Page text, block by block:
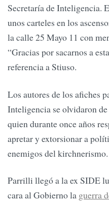
Secretaría de Inteligencia.
unos carteles en los
la calle 25 Mayo 11 con
“Gracias por sacarnos a
referencia a Stiuso.
Los autores de los afiches
Inteligencia se olvidaron
quien durante once años
apretar y extorsionar a
enemigos del kirchnerismo.
Parrilli llegó a la ex SIDE
cara al Gobierno la guerra